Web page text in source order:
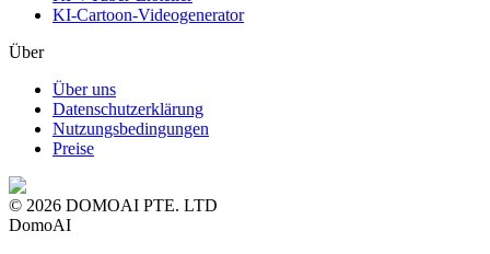
KI-Cartoon-Videogenerator
Über
Über uns
Datenschutzerklärung
Nutzungsbedingungen
Preise
© 2026 DOMOAI PTE. LTD
DomoAI